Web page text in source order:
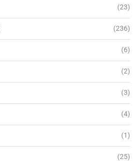
(23)
(236)
(6)
(2)
(3)
(4)
(1)
(25)